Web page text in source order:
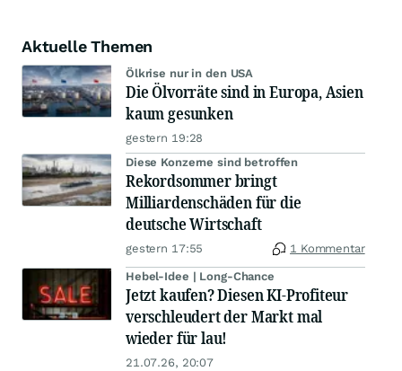
Aktuelle Themen
Ölkrise nur in den USA
Die Ölvorräte sind in Europa, Asien
kaum gesunken
gestern 19:28
Diese Konzerne sind betroffen
Rekordsommer bringt
Milliardenschäden für die
deutsche Wirtschaft
gestern 17:55 1 Kommentar
Hebel-Idee | Long-Chance
Jetzt kaufen? Diesen KI-Profiteur
verschleudert der Markt mal
wieder für lau!
21.07.26, 20:07